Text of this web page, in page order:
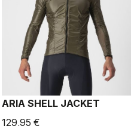
ARIA SHELL JACKET
129,95 €